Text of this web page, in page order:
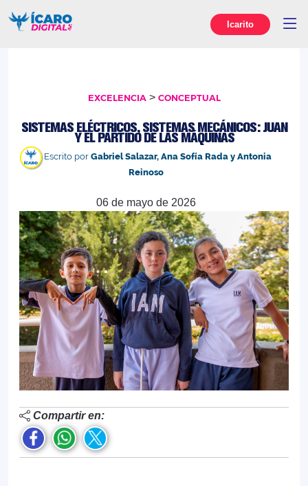
Icarito
EXCELENCIA> CONCEPTUAL
SISTEMAS ELÉCTRICOS, SISTEMAS MECÁNICOS: JUAN
Y EL PARTIDO DE LAS MÁQUINAS
Escrito por Gabriel Salazar, Ana Sofía Rada y Antonia
Reinoso
06 de mayo de 2026
Compartir en: